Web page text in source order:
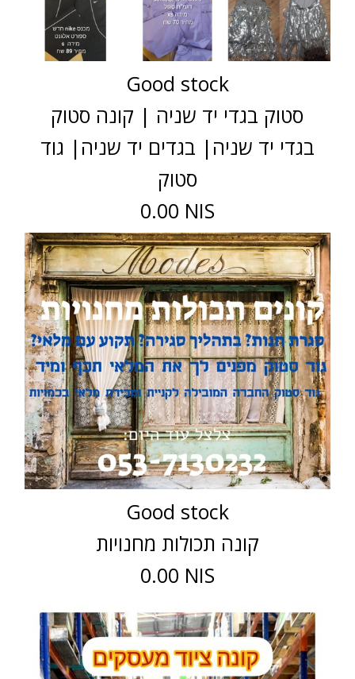
Good stock
סטוק בגדי יד שניה | קונה סטוק
בגדי יד שניה| בגדים יד שניה| גוד
סטוק
0.00 NIS
Good stock
קונה תכולות מחנויות
0.00 NIS